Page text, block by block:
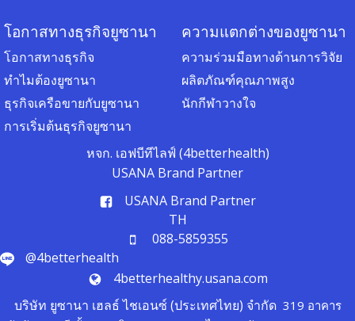
โอกาสทางธุรกิจยูซานา
โอกาสทางธุรกิจ
ทำไมต้องยูซานา
ธุรกิจเครือขายกับยูซานา
การเริ่มต้นธุรกิจยูซานา
ความแตกต่างของยูซานา
ความร่วมมือทางด้านการวิจัย
ผลิตภัณฑ์คุณภาพสูง
นักกีฬาวางใจ
หจก. เอฟบีทีไลฟ์ (4betterhealth)
USANA Brand Partner
USANA Brand Partner
TH
088-5859355
@4betterhealth
4betterhealthy.usana.com
บริษัท ยูซานา เฮลธ์ ไชเอนซ์ (ประเทศไทย) จำกัด 319 อาคาร